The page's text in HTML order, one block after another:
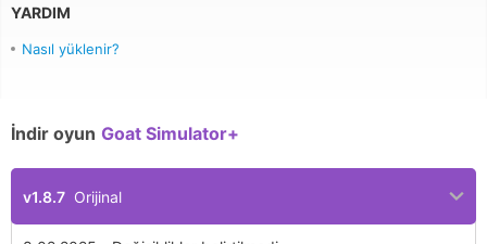
YARDIM
Nasıl yüklenir?
İndir oyun Goat Simulator+
v1.8.7 Orijinal